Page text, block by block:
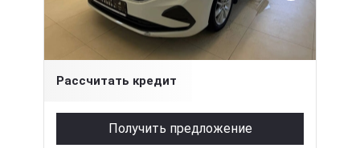
1.6 л (110 л.с.), АКПП, бензин, передний
1 430 000 ₽
Рассчитать кредит
Получить предложение